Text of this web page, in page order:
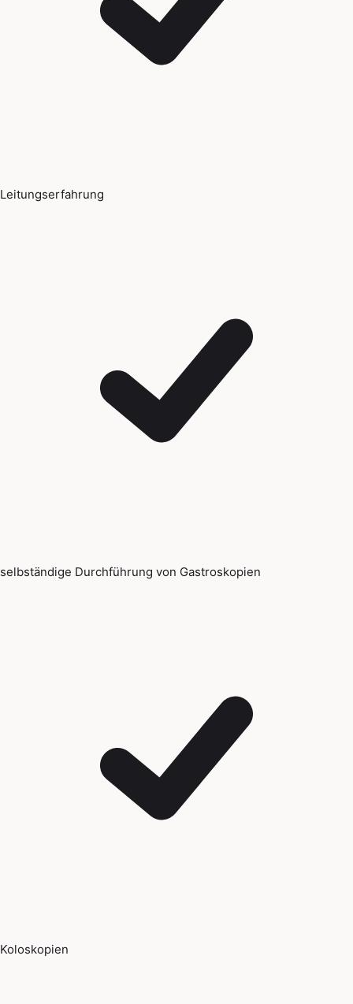
Leitungserfahrung
selbständige Durchführung von Gastroskopien
Koloskopien